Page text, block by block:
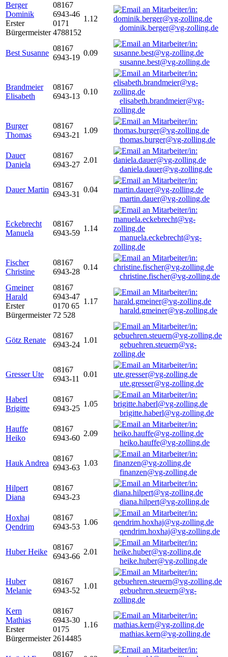
Berger
Dominik
Erster
Bürgermeister
08167
6943-46
0171
4788152
1.12
dominik.berger@vg-zolling.de
Best Susanne
08167
6943-19
0.09
susanne.best@vg-zolling.de
Brandmeier
Elisabeth
08167
6943-13
0.10
elisabeth.brandmeier@vg-
zolling.de
Burger
Thomas
08167
6943-21
1.09
thomas.burger@vg-zolling.de
Dauer
Daniela
08167
6943-27
2.01
daniela.dauer@vg-zolling.de
Dauer Martin
08167
6943-31
0.04
martin.dauer@vg-zolling.de
Eckebrecht
Manuela
08167
6943-59
1.14
manuela.eckebrecht@vg-
zolling.de
Fischer
Christine
08167
6943-28
0.14
christine.fischer@vg-zolling.de
Gmeiner
Harald
Erster
Bürgermeister
08167
6943-47
0170 65
72 528
1.17
harald.gmeiner@vg-zolling.de
Götz Renate
08167
6943-24
1.01
gebuehren.steuern@vg-
zolling.de
Gresser Ute
08167
6943-11
0.01
ute.gresser@vg-zolling.de
Haberl
Brigitte
08167
6943-25
1.05
brigitte.haberl@vg-zolling.de
Hauffe
Heiko
08167
6943-60
2.09
heiko.hauffe@vg-zolling.de
Hauk Andrea
08167
6943-63
1.03
finanzen@vg-zolling.de
Hilpert
Diana
08167
6943-23
diana.hilpert@vg-zolling.de
Hoxhaj
Qendrim
08167
6943-53
1.06
qendrim.hoxhaj@vg-zolling.de
Huber Heike
08167
6943-66
2.01
heike.huber@vg-zolling.de
Huber
Melanie
08167
6943-52
1.01
gebuehren.steuern@vg-
zolling.de
Kern
Mathias
Erster
Bürgermeister
08167
6943-30
0175
2614485
1.16
mathias.kern@vg-zolling.de
08167